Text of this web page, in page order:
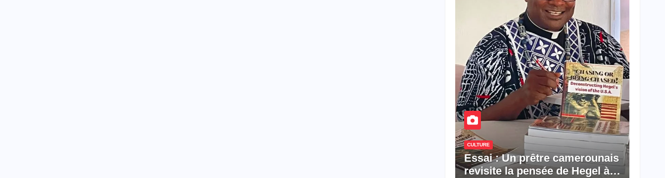
CULTURE
Essai : Un prêtre camerounais
revisite la pensée de Hegel à